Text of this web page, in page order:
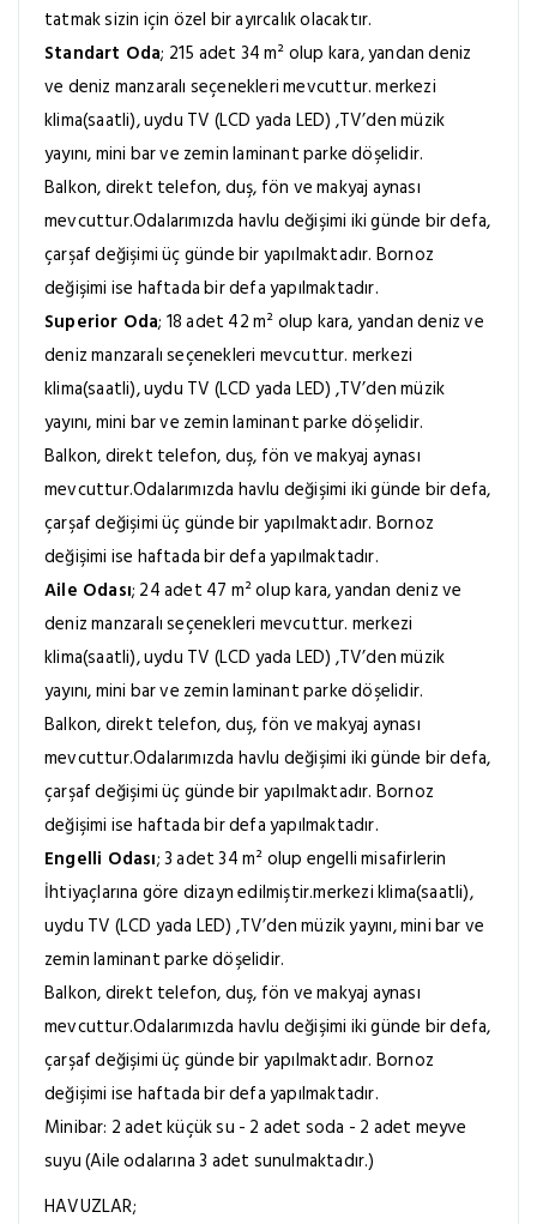
tatmak sizin için özel bir ayırcalık olacaktır.
Standart Oda; 215 adet 34 m² olup kara, yandan deniz
ve deniz manzaralı seçenekleri mevcuttur. merkezi
klima(saatli), uydu TV (LCD yada LED) ,TV’den müzik
yayını, mini bar ve zemin laminant parke döşelidir.
Balkon, direkt telefon, duş, fön ve makyaj aynası
mevcuttur.Odalarımızda havlu değişimi iki günde bir defa,
çarşaf değişimi üç günde bir yapılmaktadır. Bornoz
değişimi ise haftada bir defa yapılmaktadır.
Superior Oda; 18 adet 42 m² olup kara, yandan deniz ve
deniz manzaralı seçenekleri mevcuttur. merkezi
klima(saatli), uydu TV (LCD yada LED) ,TV’den müzik
yayını, mini bar ve zemin laminant parke döşelidir.
Balkon, direkt telefon, duş, fön ve makyaj aynası
mevcuttur.Odalarımızda havlu değişimi iki günde bir defa,
çarşaf değişimi üç günde bir yapılmaktadır. Bornoz
değişimi ise haftada bir defa yapılmaktadır.
Aile Odası; 24 adet 47 m² olup kara, yandan deniz ve
deniz manzaralı seçenekleri mevcuttur. merkezi
klima(saatli), uydu TV (LCD yada LED) ,TV’den müzik
yayını, mini bar ve zemin laminant parke döşelidir.
Balkon, direkt telefon, duş, fön ve makyaj aynası
mevcuttur.Odalarımızda havlu değişimi iki günde bir defa,
çarşaf değişimi üç günde bir yapılmaktadır. Bornoz
değişimi ise haftada bir defa yapılmaktadır.
Engelli Odası; 3 adet 34 m² olup engelli misafirlerin
İhtiyaçlarına göre dizayn edilmiştir.merkezi klima(saatli),
uydu TV (LCD yada LED) ,TV’den müzik yayını, mini bar ve
zemin laminant parke döşelidir.
Balkon, direkt telefon, duş, fön ve makyaj aynası
mevcuttur.Odalarımızda havlu değişimi iki günde bir defa,
çarşaf değişimi üç günde bir yapılmaktadır. Bornoz
değişimi ise haftada bir defa yapılmaktadır.
Minibar: 2 adet küçük su - 2 adet soda - 2 adet meyve
suyu (Aile odalarına 3 adet sunulmaktadır.)
HAVUZLAR;